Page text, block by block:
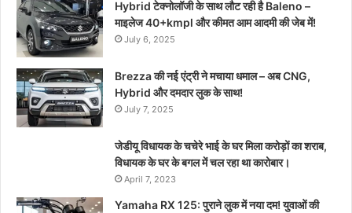
Hybrid टेक्नोलॉजी के साथ लौट रही है Baleno –
माइलेज 40+kmpl और कीमत आम आदमी की जेब में!
July 6, 2025
Brezza की नई एंट्री ने मचाया धमाल – अब CNG,
Hybrid और दमदार लुक के साथ!
July 7, 2025
जेडीयू विधायक के चचेरे भाई के घर मिला करोड़ों का शराब,
विधायक के घर के बगल में चल रहा था कारोबार।
April 7, 2023
Yamaha RX 125: पुराने लुक में नया दम! युवाओं की